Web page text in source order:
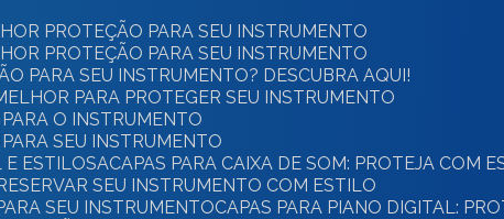
PROTEÇÃO PARA SEU INSTRUMENTO
PROTEÇÃO PARA SEU INSTRUMENTO
PARA SEU INSTRUMENTO? DESCUBRA AQUI!
PARA PROTEGER SEU INSTRUMENTO
O INSTRUMENTO
SEU INSTRUMENTO
E ESTILOSA CAPAS PARA CAIXA DE SOM: PROTEJA COM
SEU INSTRUMENTO COM ESTILO
SEU INSTRUMENTO
CAPAS PARA PIANO DIGITAL: